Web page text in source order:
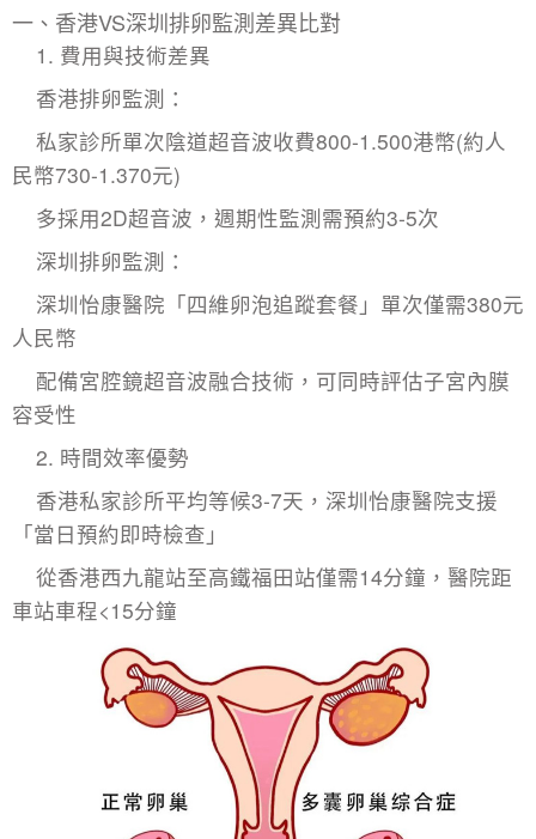
一、香港VS深圳排卵監測差異比對
1. 費用與技術差異
香港排卵監測：
私家診所單次陰道超音波收費800-1.500港幣(約人
民幣730-1.370元)
多採用2D超音波，週期性監測需預約3-5次
深圳排卵監測 ：
深圳怡康醫院「四維卵泡追蹤套餐」單次僅需380元
人民幣
配備宮腔鏡超音波融合技術，可同時評估子宮內膜
容受性
2. 時間效率優勢
香港私家診所平均等候3-7天，深圳怡康醫院支援
「當日預約即時檢查」
從香港西九龍站至高鐵福田站僅需14分鐘，醫院距
車站車程<15分鐘